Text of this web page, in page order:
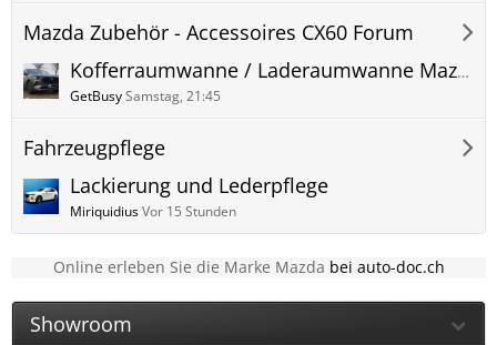
Mazda Zubehör - Accessoires CX60 Forum
Kofferraumwanne / Laderaumwanne Mazda CX-60
GetBusySamstag, 21:45
Fahrzeugpflege
Lackierung und Lederpflege
MiriquidiusVor 15 Stunden
Online erleben Sie die Marke Mazda bei auto-doc.ch
Showroom